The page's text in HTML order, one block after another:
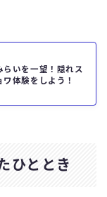
らいを一望！隠れス
体験をしよう！
ひととき